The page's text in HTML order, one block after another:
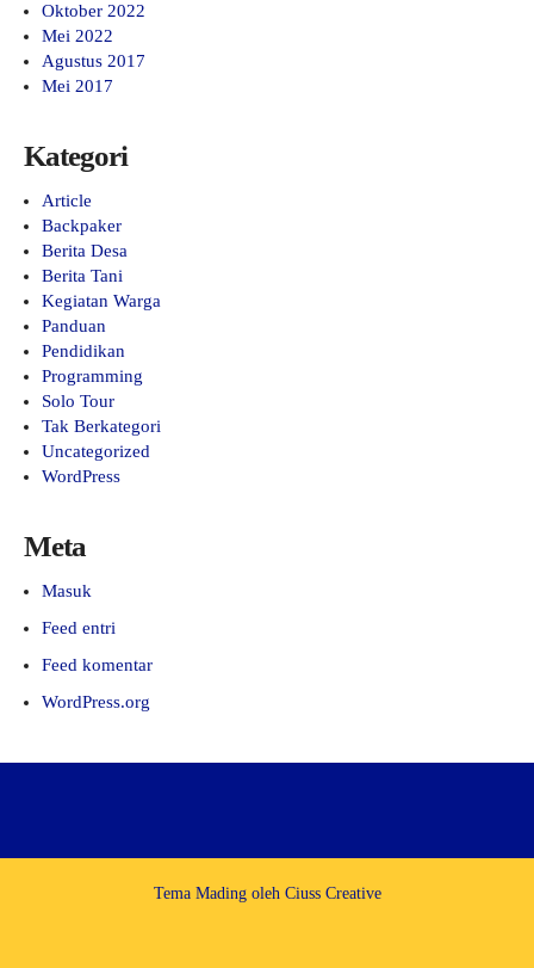
Oktober 2022
Mei 2022
Agustus 2017
Mei 2017
Kategori
Article
Backpaker
Berita Desa
Berita Tani
Kegiatan Warga
Panduan
Pendidikan
Programming
Solo Tour
Tak Berkategori
Uncategorized
WordPress
Meta
Masuk
Feed entri
Feed komentar
WordPress.org
Tema Mading oleh Ciuss Creative